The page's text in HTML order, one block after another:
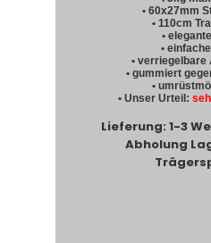
• 60x27mm
• 110cm
•
•
•
• gummiert
•
• Unser Urteil:
Lieferung: 1-3
Abholung